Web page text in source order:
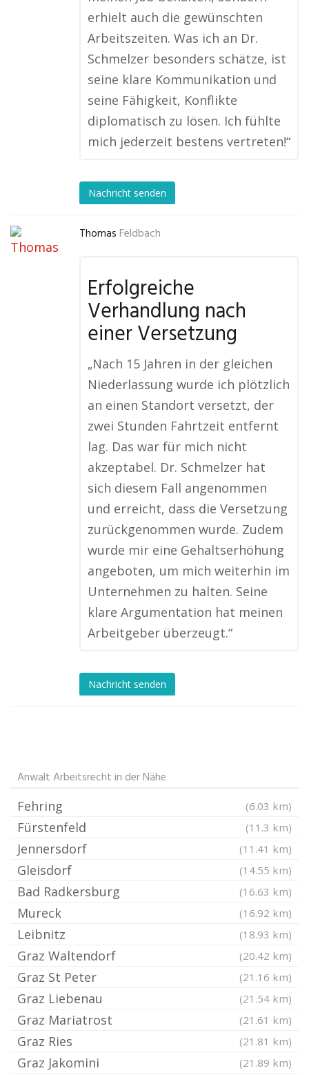
erhielt auch die gewünschten
Arbeitszeiten. Was ich an Dr.
Schmelzer besonders schätze, ist
seine klare Kommunikation und
seine Fähigkeit, Konflikte
diplomatisch zu lösen. Ich fühlte
mich jederzeit bestens vertreten!“
Nachricht senden
Thomas Feldbach
Erfolgreiche
Verhandlung nach
einer Versetzung
„Nach 15 Jahren in der gleichen
Niederlassung wurde ich plötzlich
an einen Standort versetzt, der
zwei Stunden Fahrtzeit entfernt
lag. Das war für mich nicht
akzeptabel. Dr. Schmelzer hat
sich diesem Fall angenommen
und erreicht, dass die Versetzung
zurückgenommen wurde. Zudem
wurde mir eine Gehaltserhöhung
angeboten, um mich weiterhin im
Unternehmen zu halten. Seine
klare Argumentation hat meinen
Arbeitgeber überzeugt.“
Nachricht senden
Anwalt Arbeitsrecht in der Nähe
Fehring (6.03 km)
Fürstenfeld (11.3 km)
Jennersdorf (11.41 km)
Gleisdorf (14.55 km)
Bad Radkersburg (16.63 km)
Mureck (16.92 km)
Leibnitz (18.93 km)
Graz Waltendorf (20.42 km)
Graz St Peter (21.16 km)
Graz Liebenau (21.54 km)
Graz Mariatrost (21.61 km)
Graz Ries (21.81 km)
Graz Jakomini (21.89 km)